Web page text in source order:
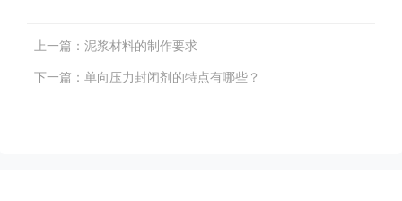
上一篇： 泥浆材料的制作要求
下一篇： 单向压力封闭剂的特点有哪些？